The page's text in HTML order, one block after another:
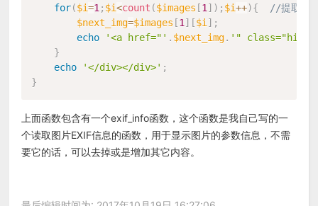
for($i=1; $i<count ($images [1] ) ; $i++){
//提取第
$next_img=$images [1] [$i] ;
echo
'<a href="' . $next_img. '"
}
echo
'</div></div>' ;
}
上面函数包含有一个exif_info函数，这个函数是我自己写的一
个读取图片EXIF信息的函数，用于显示图片的参数信息，不需
要它的话，可以去掉或是增加其它内容。